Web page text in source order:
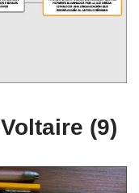
(9)